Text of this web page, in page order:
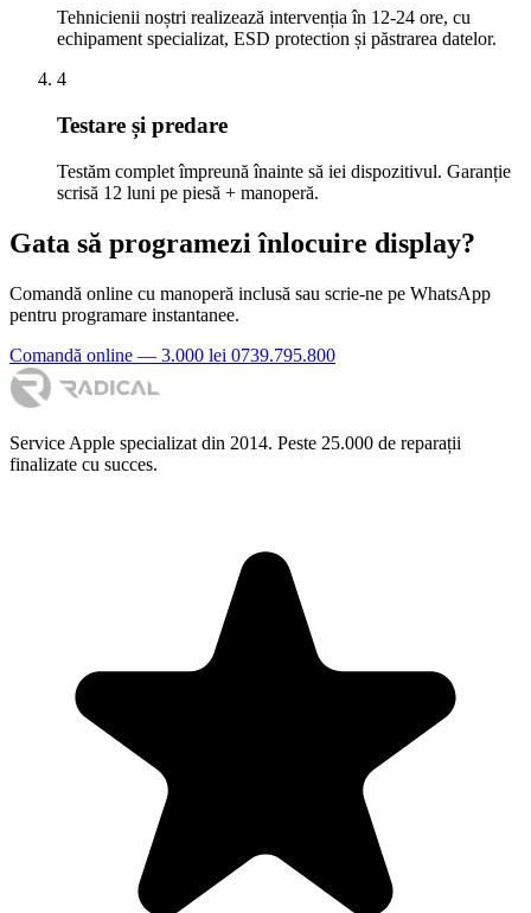
Tehnicienii noștri realizează intervenția în 12-24 ore, cu
echipament specializat, ESD protection și păstrarea datelor.
4
Testare și predare
Testăm complet împreună înainte să iei dispozitivul. Garanție
scrisă 12 luni pe piesă + manoperă.
Gata să programezi înlocuire display?
Comandă online cu manoperă inclusă sau scrie-ne pe WhatsApp
pentru programare instantanee.
Comandă online — 3.000 lei 0739.795.800
Service Apple specializat din 2014. Peste 25.000 de reparații
finalizate cu succes.